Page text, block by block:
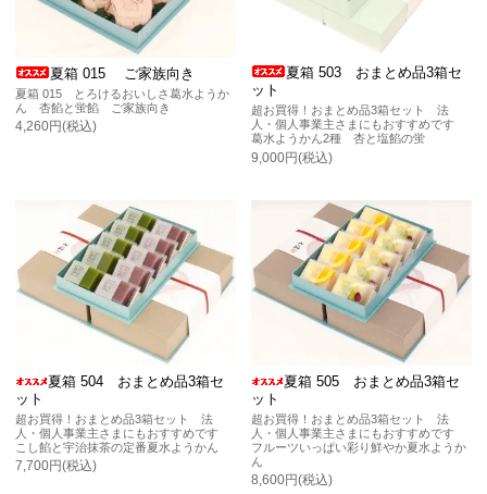
夏箱 015 ご家族向き
夏箱 015 とろけるおいしさ葛水ようか
ん 杏餡と蛍餡 ご家族向き
4,260円(税込)
夏箱 503 おまとめ品3箱セ
ット
超お買得！おまとめ品3箱セット 法
人・個人事業主さまにもおすすめです
葛水ようかん2種 杏と塩餡の蛍
9,000円(税込)
夏箱 504 おまとめ品3箱セ
ット
超お買得！おまとめ品3箱セット 法
人・個人事業主さまにもおすすめです
こし餡と宇治抹茶の定番夏水ようかん
7,700円(税込)
夏箱 505 おまとめ品3箱セ
ット
超お買得！おまとめ品3箱セット 法
人・個人事業主さまにもおすすめです
フルーツいっぱい彩り鮮やか夏水ようか
ん
8,600円(税込)